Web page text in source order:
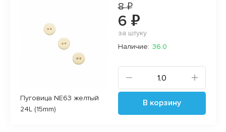
Пуговица NE63 желтый
24L (15mm)
8 ₽
6 ₽
за штуку
Наличие: 36.0
В корзину